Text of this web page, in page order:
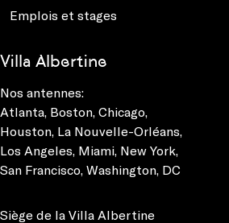
Emplois et stages
Villa Albertine
Nos antennes:
Atlanta Boston Chicago
Houston La Nouvelle-Orléans
Los Angeles Miami New York
San Francisco Washington, DC
Siège de la Villa Albertine